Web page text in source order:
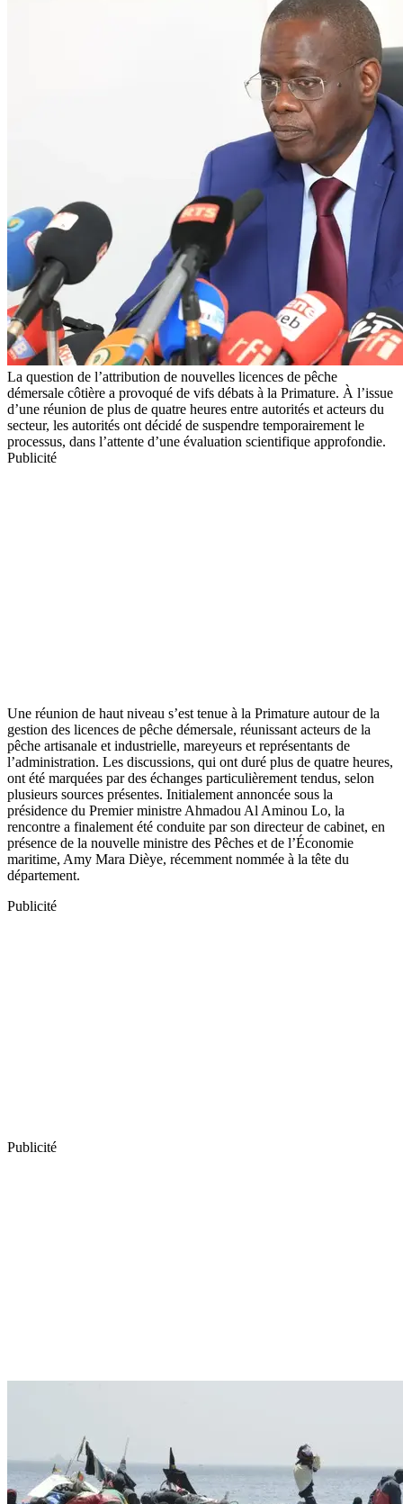
La question de l’attribution de nouvelles licences de pêche
démersale côtière a provoqué de vifs débats à la Primature. À l’issue
d’une réunion de plus de quatre heures entre autorités et acteurs du
secteur, les autorités ont décidé de suspendre temporairement le
processus, dans l’attente d’une évaluation scientifique approfondie.
Publicité
Une réunion de haut niveau s’est tenue à la Primature autour de la
gestion des licences de pêche démersale, réunissant acteurs de la
pêche artisanale et industrielle, mareyeurs et représentants de
l’administration. Les discussions, qui ont duré plus de quatre heures,
ont été marquées par des échanges particulièrement tendus, selon
plusieurs sources présentes. Initialement annoncée sous la
présidence du Premier ministre Ahmadou Al Aminou Lo, la
rencontre a finalement été conduite par son directeur de cabinet, en
présence de la nouvelle ministre des Pêches et de l’Économie
maritime, Amy Mara Dièye, récemment nommée à la tête du
département.
Publicité
Publicité